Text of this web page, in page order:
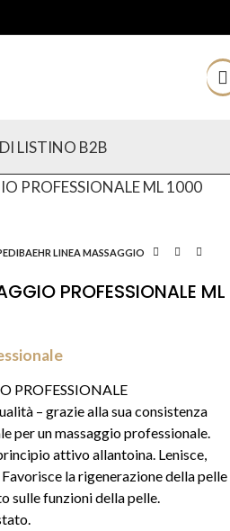
LISTINO B2B
LINEA MASSAGGIO
PROFESSIONALE ML
PROFESSIONALE
– grazie alla sua consistenza
per un massaggio professionale.
attivo allantoina. Lenisce,
la rigenerazione della pelle
sulle funzioni della pelle.